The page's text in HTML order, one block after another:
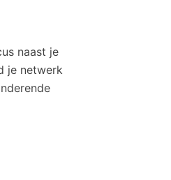
naast je
je netwerk